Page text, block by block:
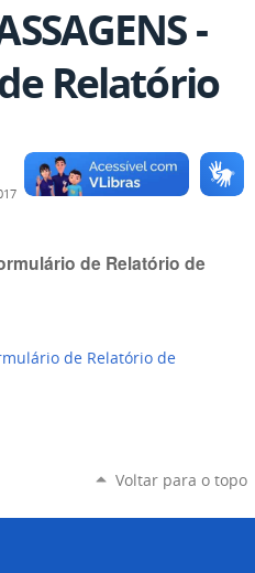
-
Relatório
de Relatório de
de Relatório de
Voltar para o topo